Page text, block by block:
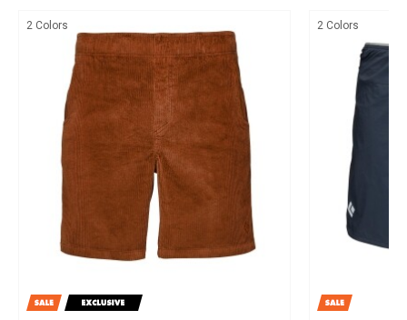
두 개의 핸드 포켓
두 개의 드롭인 포켓
우측 사이드 지퍼 포켓
버튼 지퍼 플라이 클로저가 적용된 벨트 루프 허리 밴드
치수
상세정보참조
블랙다이아몬드/ 수입자 (주)블랙다이아몬드 코리아
세탁방법 및 취급시 주의사항
그늘에서 말려주십시오. 다림질은 하시면 안되고, 표백제 강력(효소) 세제 및 섬
2 Colors 2 Colors